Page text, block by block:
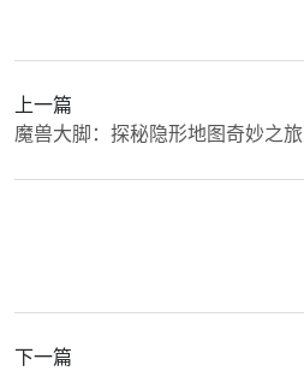
上一篇
魔兽大脚：探秘隐形地图奇妙之旅
下一篇